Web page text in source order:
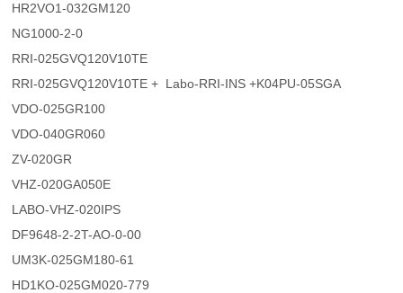
HR2VO1-032GM120
NG1000-2-0
RRI-025GVQ120V10TE
RRI-025GVQ120V10TE + Labo-RRI-INS +K04PU-05SGA
VDO-025GR100
VDO-040GR060
ZV-020GR
VHZ-020GA050E
LABO-VHZ-020IPS
DF9648-2-2T-AO-0-00
UM3K-025GM180-61
HD1KO-025GM020-779